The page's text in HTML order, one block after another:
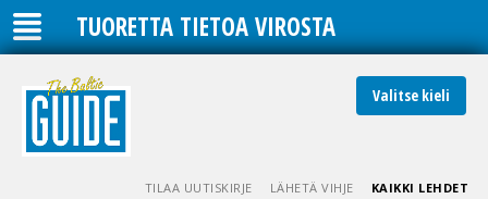
TUORETTA TIETOA VIROSTA
Valitse kieli
TILAA UUTISKIRJE LÄHETÄ VIHJE KAIKKI LEHDET